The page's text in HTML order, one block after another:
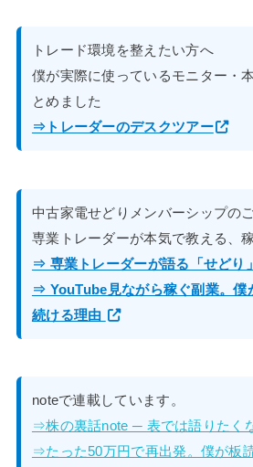
トレード環境を整えたい方へ
僕が実際に使っているモニター・
とめました
⇒トレーダーのデスクツアー
中古家電せどりメンバーシップの
専業トレーダーが本気で教える、
⇒ 専業トレーダーが語る「せどり
⇒ YouTube見ながら稼ぐ副業。僕
続ける理由
noteで連載しています。
⇒株の裏話note ─ 表では語りたく
⇒たった50万円で再出発。僕が板